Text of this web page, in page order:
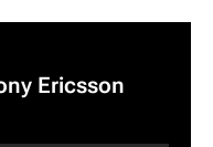
Ericsson